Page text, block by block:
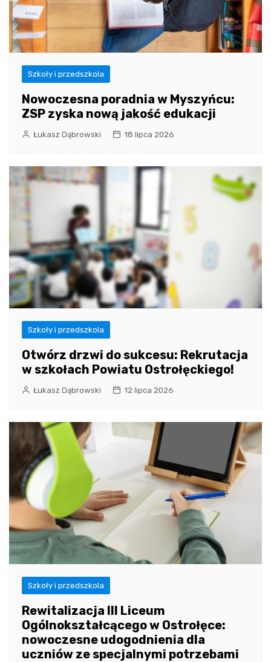
Szkoły i przedszkola
Nowoczesna poradnia w Myszyńcu:
ZSP zyska nową jakość edukacji
Łukasz Dąbrowski 18 lipca 2026
Szkoły i przedszkola
Otwórz drzwi do sukcesu: Rekrutacja
w szkołach Powiatu Ostrołęckiego!
Łukasz Dąbrowski 12 lipca 2026
Szkoły i przedszkola
Rewitalizacja III Liceum
Ogólnokształcącego w Ostrołęce:
nowoczesne udogodnienia dla
uczniów ze specjalnymi potrzebami